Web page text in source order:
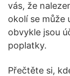
vás, že
okolí se může
obvykle jsou
poplatky.
Přečtěte si,